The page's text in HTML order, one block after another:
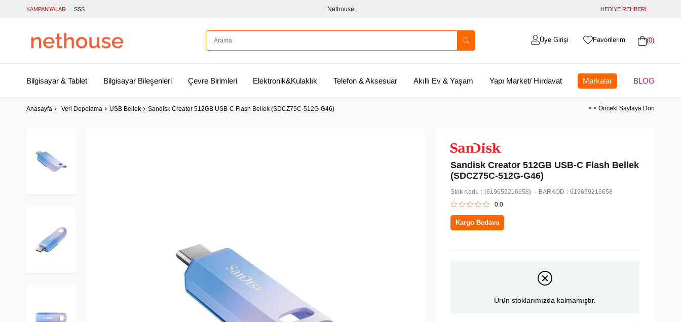
KAMPANYALAR SSS Nethouse HEDİYE REHBERİ
0
Favorilerim
Üye Girişi
Bilgisayar & Tablet Bilgisayar Bileşenleri Çevre Birimleri Elektronik&Kulaklık Telefon & Aksesuar Akıllı Ev & Yaşam Yapı Market/ Hırdavat Markalar BLOG
Anasayfa Veri Depolama USB Bellek Sandisk Creator 512GB USB-C Flash Bellek (SDCZ75C-512G-G46) < < Önceki Sayfaya Dön
Sandisk Creator 512GB USB-C Flash Bellek
(SDCZ75C-512G-G46)
Stok Kodu (619659216658) BARKOD : 619659216658
0.0
Kargo Bedava
Ürün stoklarımızda kalmamıştır.